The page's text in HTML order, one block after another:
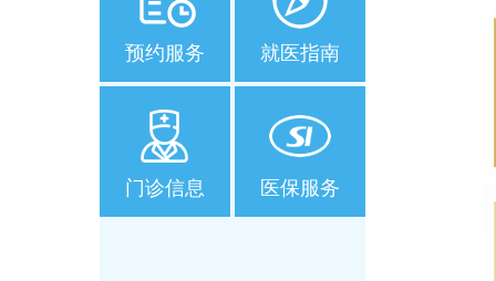
预约服务 就医指南
门诊信息 医保服务